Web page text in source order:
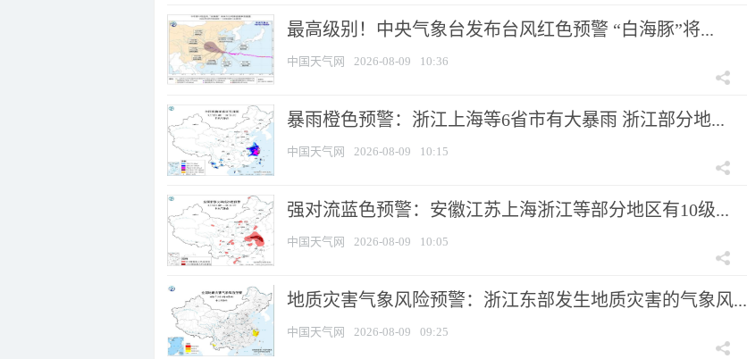
最高级别！中央气象台发布台风红色预警 “白海豚”将...
中国天气网 2026-08-09 10:36
暴雨橙色预警：浙江上海等6省市有大暴雨 浙江部分地...
中国天气网 2026-08-09 10:15
强对流蓝色预警：安徽江苏上海浙江等部分地区有10级...
中国天气网 2026-08-09 10:05
地质灾害气象风险预警：浙江东部发生地质灾害的气象风...
中国天气网 2026-08-09 09:25